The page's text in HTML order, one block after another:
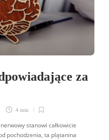
za
4 min
stanowi całkowicie
pochodzenia, ta plątanina